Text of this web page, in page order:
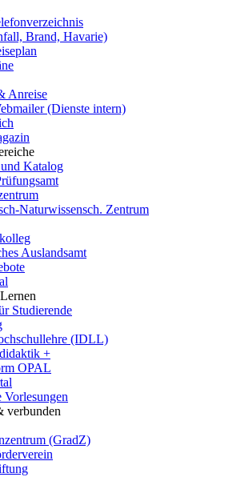
Brand, Havarie)
Anreise
(Dienste intern)
Katalog
Naturwissensch. Zentrum
Auslandsamt
Studierende
(IDLL)
+
OPAL
verbunden
(GradZ)